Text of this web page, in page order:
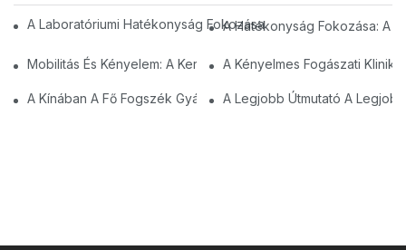
A Laboratóriumi Hatékonyság Fokozása: A Kerekes
A Hatékonyság Fokozása: A
Mobilitás És Kényelem: A Kerekes Laboratóriumi Székek
A Kényelmes Fogászati
A Kínában A Fő Fogszék Gyártói: Innovációk És Minőség
A Legjobb Útmutató A